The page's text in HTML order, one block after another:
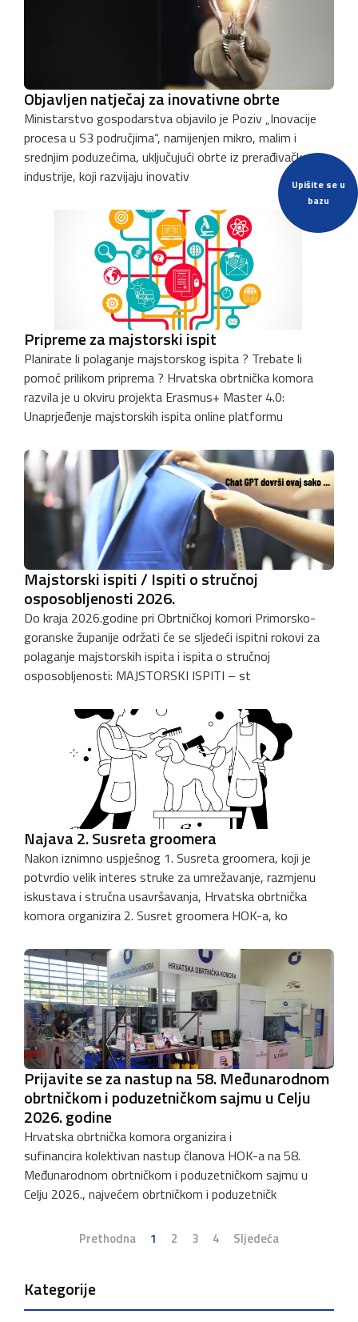
Upišite se u
bazu
Objavljen natječaj za inovativne obrte
Ministarstvo gospodarstva objavilo je Poziv „Inovacije
procesa u S3 područjima“, namijenjen mikro, malim i
srednjim poduzećima, uključujući obrte iz prerađivačke
industrije, koji razvijaju inovativ
Pripreme za majstorski ispit
Planirate li polaganje majstorskog ispita ? Trebate li
pomoć prilikom priprema ? Hrvatska obrtnička komora
razvila je u okviru projekta Erasmus+ Master 4.0:
Unaprjeđenje majstorskih ispita online platformu
Majstorski ispiti / Ispiti o stručnoj
osposobljenosti 2026.
Do kraja 2026.godine pri Obrtničkoj komori Primorsko-
goranske županije održati će se sljedeći ispitni rokovi za
polaganje majstorskih ispita i ispita o stručnoj
osposobljenosti: MAJSTORSKI ISPITI – st
Najava 2. Susreta groomera
Nakon iznimno uspješnog 1. Susreta groomera, koji je
potvrdio velik interes struke za umrežavanje, razmjenu
iskustava i stručna usavršavanja, Hrvatska obrtnička
komora organizira 2. Susret groomera HOK-a, ko
Prijavite se za nastup na 58. Međunarodnom
obrtničkom i poduzetničkom sajmu u Celju
2026. godine
Hrvatska obrtnička komora organizira i
sufinancira kolektivan nastup članova HOK-a na 58.
Međunarodnom obrtničkom i poduzetničkom sajmu u
Celju 2026., najvećem obrtničkom i poduzetničk
Prethodna 1 2 3 4 Sljedeća
Kategorije